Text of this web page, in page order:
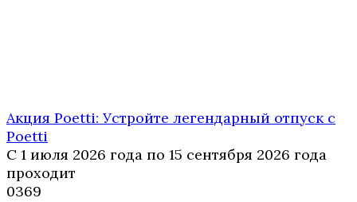
Акция Poetti: Устройте легендарный отпуск с
Poetti
С 1 июля 2026 года по 15 сентября 2026 года
проходит
0369